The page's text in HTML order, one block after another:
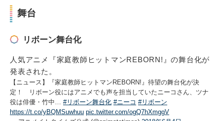
舞台
リボーン舞台化
人気アニメ『家庭教師ヒットマンREBORN!』の舞台化が
発表された。
【ニュース】『家庭教師ヒットマンREBORN!』待望の舞台化が決
定！ リボーン役にはアニメでも声を担当していたニーコさん、ツナ
役は俳優・竹中… #リボーン舞台化 #ニーコ #リボーン
https://t.co/yBQMSuwhuu pic.twitter.com/ogQ7hXmggV